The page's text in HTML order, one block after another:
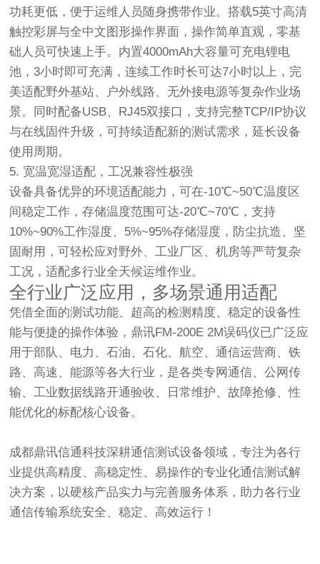
功耗更低，便于运维人员随身携带作业。搭载5英寸高清
触控彩屏与全中文图形操作界面，操作简单直观，零基
础人员可快速上手。内置4000mAh大容量可充电锂电
池，3小时即可充满，连续工作时长可达7小时以上，完
美适配野外基站、户外线路、无外接电源等复杂作业场
景。同时配备USB、RJ45双接口，支持完整TCP/IP协议
与在线固件升级，可持续适配新的测试需求，延长设备
使用周期。
5. 宽温宽湿适配，工况兼容性极强
设备具备优异的环境适配能力，可在-10℃~50℃温度区
间稳定工作，存储温度范围可达-20℃~70℃，支持
10%~90%工作湿度、5%~95%存储湿度，防尘抗造、坚
固耐用，可轻松应对野外、工业厂区、机房等严苛复杂
工况，适配多行业全天候运维作业。
全行业广泛应用，多场景通用适配
凭借全面的测试功能、超高的检测精度、稳定的设备性
能与便捷的操作体验，鼎讯FM-200E 2M误码仪已广泛应
用于部队、电力、石油、石化、航空、通信运营商、铁
路、高速、能源等各大行业，是各类专网通信、公网传
输、工业数据线路开通验收、日常维护、故障抢修、性
能优化的标配核心设备。
成都鼎讯信通科技深耕通信测试设备领域，专注为各行
业提供高精度、高稳定性、易操作的专业化通信测试解
决方案，以硬核产品实力与完善服务体系，助力各行业
通信传输系统安全、稳定、高效运行！